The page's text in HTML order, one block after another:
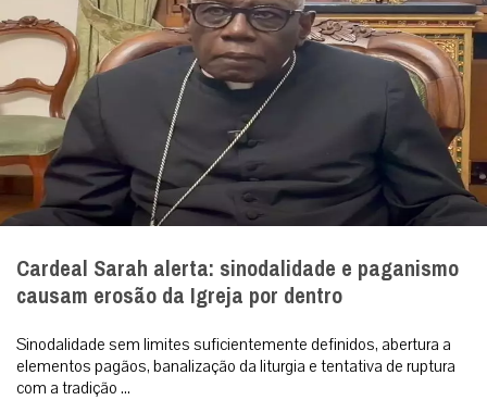
Cardeal Sarah alerta: sinodalidade e paganismo
causam erosão da Igreja por dentro
Sinodalidade sem limites suficientemente definidos, abertura a
elementos pagãos, banalização da liturgia e tentativa de ruptura
com a tradição ...